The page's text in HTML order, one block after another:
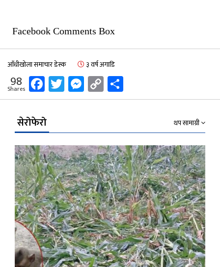
Facebook Comments Box
आँधीखोला समाचार डेस्क ३ वर्ष अगाडि
98
Shares Facebook
Twitter
Messenger
Copy
Link
सेरोफेरो थप सामाग्री